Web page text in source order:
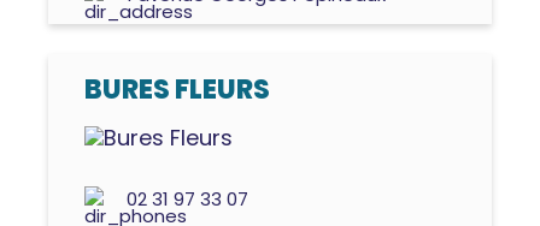
BURES FLEURS
02 31 97 33 07